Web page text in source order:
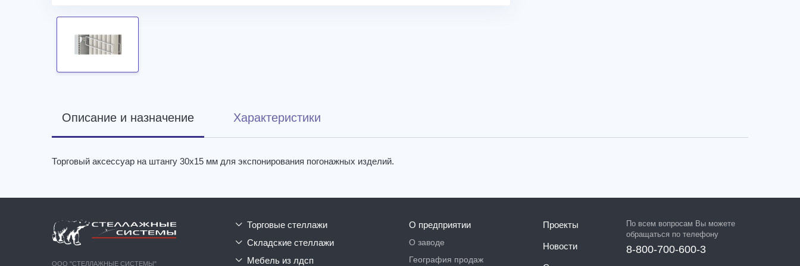
Описание и назначение Характеристики
Торговый аксессуар на штангу 30х15 мм для экспонирования погонажных изделий.
ООО "СТЕЛЛАЖНЫЕ СИСТЕМЫ"
торговые стеллажи
складские стеллажи
мебель из лдсп
О предприятии
О заводе
География продаж
Проекты
Новости
По всем вопросам Вы можете
обращаться по телефону
8-800-700-600-3